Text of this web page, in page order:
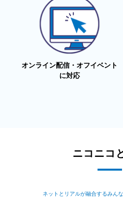
オンライン配信・オフイベント
に対応
ニコニコ
ネットとリアルが融合するみん
広告掲載